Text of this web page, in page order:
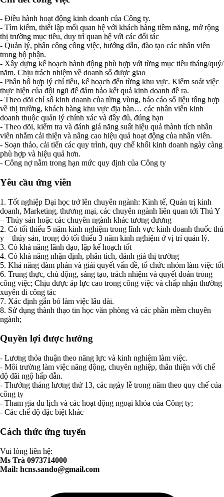
- Điều hành hoạt động kinh doanh của Công ty.
- Tìm kiếm, thiết lập mối quan hệ với khách hàng tiềm năng, mở rộng
thị trường mục tiêu, duy trì quan hệ với các đối tác
- Quản lý, phân công công việc, hướng dẫn, đào tạo các nhân viên
trong bộ phận.
- Xây dựng kế hoạch hành động phù hợp với từng mục tiêu tháng/quý/
năm. Chịu trách nhiệm về doanh số được giao
- Phân bổ hợp lý chỉ tiêu, kế hoạch đến từng khu vực. Kiểm soát việc
thực hiện của đội ngũ để đảm bảo kết quả kinh doanh đề ra.
- Theo dõi chỉ số kinh doanh của từng vùng, báo cáo số liệu tổng hợp
về thị trường, khách hàng khu vực địa bàn… các nhân viên kinh
doanh thuộc quản lý chính xác và đầy đủ, đúng hạn
- Theo dõi, kiểm tra và đánh giá năng suất hiệu quả thành tích nhân
viên nhằm cải thiện và nâng cao hiệu quả hoạt động của nhân viên.
- Soạn thảo, cải tiến các quy trình, quy chế khối kinh doanh ngày càng
phù hợp và hiệu quả hơn.
- Công nợ nằm trong hạn mức quy định của Công ty
Yêu cầu ứng viên
1. Tốt nghiệp Đại học trở lên chuyên ngành: Kinh tế, Quản trị kinh
doanh, Marketing, thương mại, các chuyên ngành liên quan tới Thú Y
– Thủy sản hoặc các chuyên ngành khác tương đương
2. Có tối thiểu 5 năm kinh nghiệm trong lĩnh vực kinh doanh thuốc thú
y – thủy sản, trong đó tối thiểu 3 năm kinh nghiệm ở vị trí quản lý.
3. Có khả năng lãnh đạo, lập kế hoạch tốt
4. Có khả năng nhận định, phân tích, đánh giá thị trường
5. Khả năng đàm phán và giải quyết vấn đề, tổ chức nhóm làm việc tốt
6. Trung thực, chủ động, sáng tạo, trách nhiệm và quyết đoán trong
công việc; Chịu được áp lực cao trong công việc và chấp nhận thường
xuyên đi công tác
7. Xác định gắn bó làm việc lâu dài.
8. Sử dụng thành thạo tin học văn phòng và các phần mềm chuyên
ngành;
Quyền lợi được hưởng
- Lương thỏa thuận theo năng lực và kinh nghiệm làm việc.
- Môi trường làm việc năng động, chuyên nghiệp, thân thiện với chế
độ đãi ngộ hấp dẫn.
- Thưởng tháng lương thứ 13, các ngày lễ trong năm theo quy chế của
công ty
- Tham gia du lịch và các hoạt động ngoại khóa của Công ty;
- Các chế độ đặc biệt khác
Cách thức ứng tuyển
Vui lòng liên hệ:
Ms Trà 0973714000
Mail: hcns.sando@gmail.com